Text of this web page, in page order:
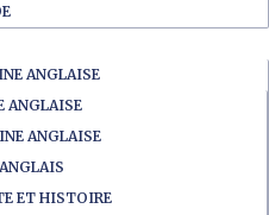
ANGLAISE
ANGLAISE
ANGLAISE
ET HISTOIRE